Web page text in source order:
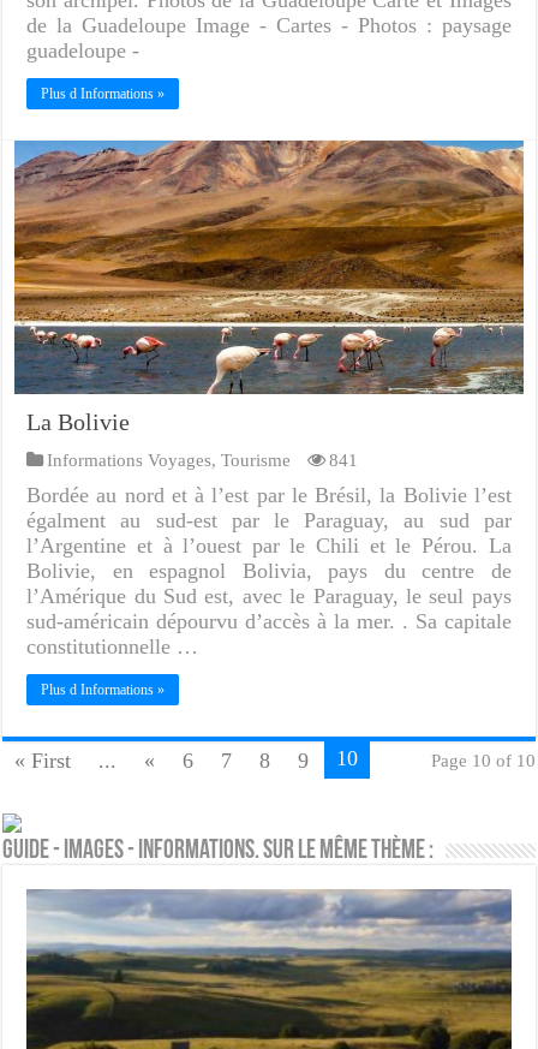
de la Guadeloupe Image - Cartes - Photos : paysage
guadeloupe -
Plus d Informations »
La Bolivie
Informations Voyages,Tourisme 841
Bordée au nord et à l’est par le Brésil, la Bolivie l’est
égalment au sud-est par le Paraguay, au sud par
l’Argentine et à l’ouest par le Chili et le Pérou. La
Bolivie, en espagnol Bolivia, pays du centre de
l’Amérique du Sud est, avec le Paraguay, le seul pays
sud-américain dépourvu d’accès à la mer. . Sa capitale
constitutionnelle …
Plus d Informations »
Page 10 of 10
« First ... « 6 7 8 9 10
Guide - Images - Informations. Sur le même thème :